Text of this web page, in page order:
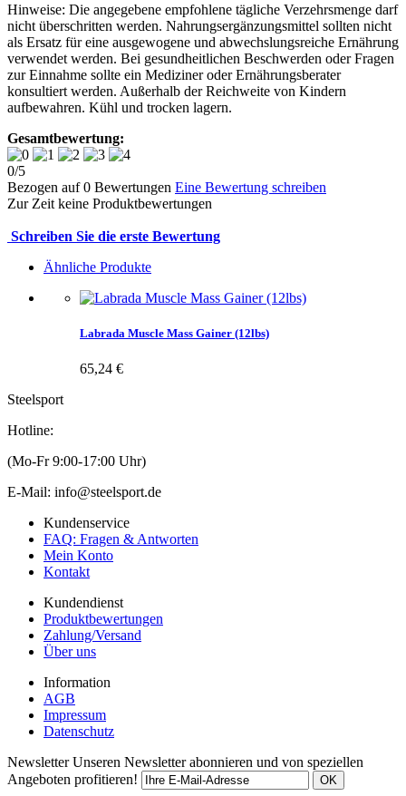
Hinweise: Die angegebene empfohlene tägliche Verzehrsmenge darf
nicht überschritten werden. Nahrungsergänzungsmittel sollten nicht
als Ersatz für eine ausgewogene und abwechslungsreiche Ernährung
verwendet werden. Bei gesundheitlichen Beschwerden oder Fragen
zur Einnahme sollte ein Mediziner oder Ernährungsberater
konsultiert werden. Außerhalb der Reichweite von Kindern
aufbewahren. Kühl und trocken lagern.
Gesamtbewertung:
0/5
Bezogen auf0 Bewertungen Eine Bewertung schreiben
Zur Zeit keine Produktbewertungen
Schreiben Sie die erste Bewertung
Ähnliche Produkte
Labrada Muscle Mass Gainer (12lbs)
65,24 €
Steelsport
Hotline:
(Mo-Fr 9:00-17:00 Uhr)
E-Mail: info@steelsport.de
Kundenservice
FAQ: Fragen & Antworten
Mein Konto
Kontakt
Kundendienst
Produktbewertungen
Zahlung/Versand
Über uns
Information
AGB
Impressum
Datenschutz
Newsletter Unseren Newsletter abonnieren und von speziellen
Angeboten profitieren!